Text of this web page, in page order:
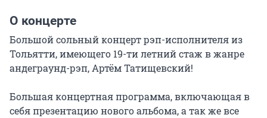
О концерте
Большой сольный концерт рэп-исполнителя из
Тольятти, имеющего 19-ти летний стаж в жанре
андеграунд-рэп, Артём Татищевский!
Большая концертная программа, включающая в
себя презентацию нового альбома, а так же все